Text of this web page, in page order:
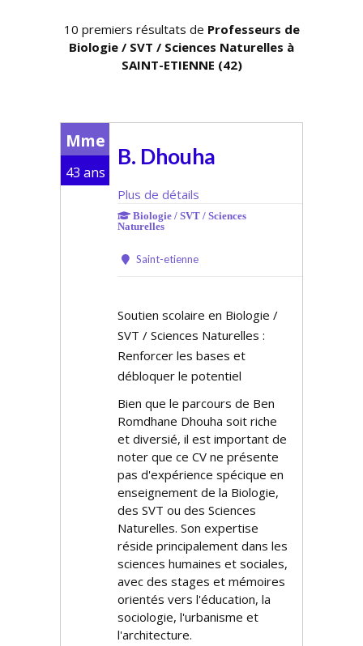
10 premiers résultats de Professeurs de
Biologie / SVT / Sciences Naturelles à
SAINT-ETIENNE (42)
Mme
43 ans
B. Dhouha
Plus de détails
Biologie / SVT / Sciences
Naturelles
Saint-etienne
Soutien scolaire en Biologie /
SVT / Sciences Naturelles :
Renforcer les bases et
débloquer le potentiel
Bien que le parcours de Ben
Romdhane Dhouha soit riche
et diversifié, il est important de
noter que ce CV ne présente
pas d'expérience spécifique en
enseignement de la Biologie,
des SVT ou des Sciences
Naturelles. Son expertise
réside principalement dans les
sciences humaines et sociales,
avec des stages et mémoires
orientés vers l'éducation, la
sociologie, l'urbanisme et
l'architecture.